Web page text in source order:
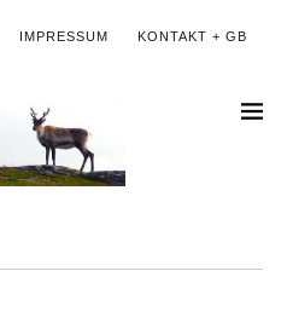
IMPRESSUM KONTAKT + GB